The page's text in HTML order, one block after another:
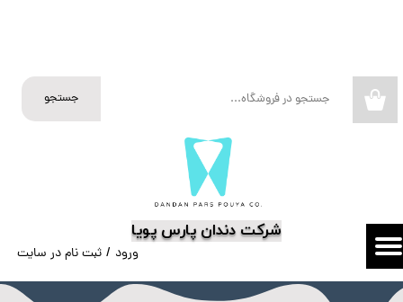
​شرکت دندان پارس پویا
جستجو
ورود / ثبت نام در سایت
تغییر گذر واژه
سفارشات